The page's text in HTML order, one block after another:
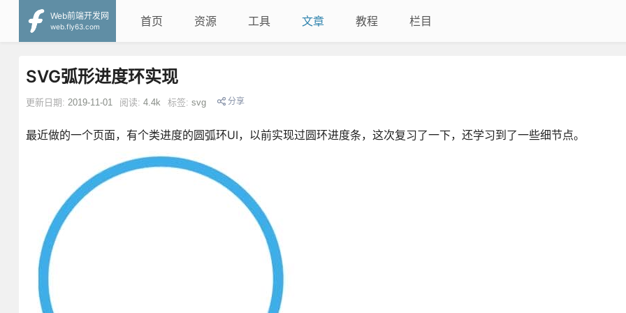
Web前端开发网
web.fly63.com
首页 资源 工具 文章 教程 栏目
SVG弧形进度环实现
更新日期: 2019-11-01 阅读: 4.4k 标签: svg 分享
最近做的一个页面，有个类进度的圆弧环UI，以前实现过圆环进度条，这次复习了一下，还学习到了一些细节点。